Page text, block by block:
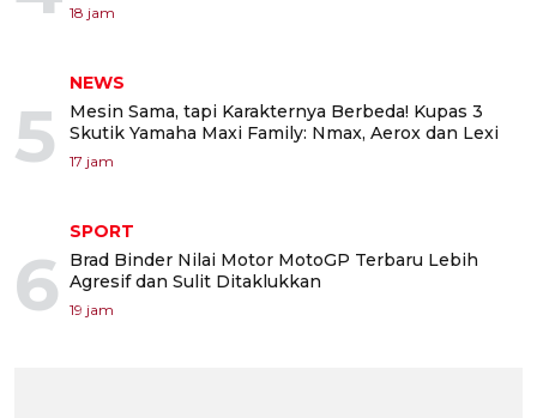
18 jam
5
NEWS
Mesin Sama, tapi Karakternya Berbeda! Kupas 3
Skutik Yamaha Maxi Family: Nmax, Aerox dan Lexi
17 jam
6
SPORT
Brad Binder Nilai Motor MotoGP Terbaru Lebih
Agresif dan Sulit Ditaklukkan
19 jam